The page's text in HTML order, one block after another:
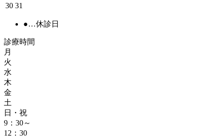
30 31
●…休診日
診療時間
月
火
水
木
金
土
日・祝
9：30～
12：30